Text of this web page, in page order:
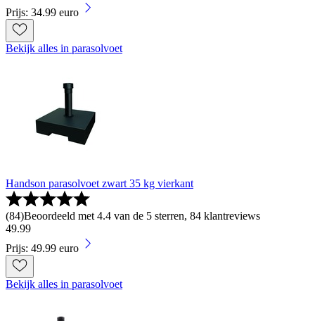
Prijs: 34.99 euro
Bekijk alles in parasolvoet
Handson parasolvoet zwart 35 kg vierkant
(84)Beoordeeld met 4.4 van de 5 sterren, 84 klantreviews
49.99
Prijs: 49.99 euro
Bekijk alles in parasolvoet